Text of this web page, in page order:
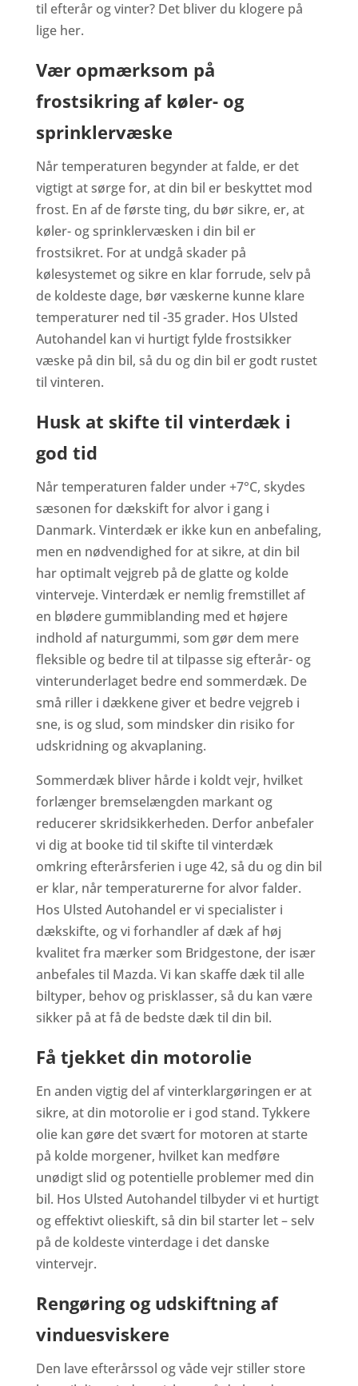
til efterår og vinter? Det bliver du klogere på
lige her.
Vær opmærksom på
frostsikring af køler- og
sprinklervæske
Når temperaturen begynder at falde, er det
vigtigt at sørge for, at din bil er beskyttet mod
frost. En af de første ting, du bør sikre, er, at
køler- og sprinklervæsken i din bil er
frostsikret. For at undgå skader på
kølesystemet og sikre en klar forrude, selv på
de koldeste dage, bør væskerne kunne klare
temperaturer ned til -35 grader. Hos Ulsted
Autohandel kan vi hurtigt fylde frostsikker
væske på din bil, så du og din bil er godt rustet
til vinteren.
Husk at skifte til vinterdæk i
god tid
Når temperaturen falder under +7°C, skydes
sæsonen for dækskift for alvor i gang i
Danmark. Vinterdæk er ikke kun en anbefaling,
men en nødvendighed for at sikre, at din bil
har optimalt vejgreb på de glatte og kolde
vinterveje. Vinterdæk er nemlig fremstillet af
en blødere gummiblanding med et højere
indhold af naturgummi, som gør dem mere
fleksible og bedre til at tilpasse sig efterår- og
vinterunderlaget bedre end sommerdæk. De
små riller i dækkene giver et bedre vejgreb i
sne, is og slud, som mindsker din risiko for
udskridning og akvaplaning.
Sommerdæk bliver hårde i koldt vejr, hvilket
forlænger bremselængden markant og
reducerer skridsikkerheden. Derfor anbefaler
vi dig at booke tid til skifte til vinterdæk
omkring efterårsferien i uge 42, så du og din bil
er klar, når temperaturerne for alvor falder.
Hos Ulsted Autohandel er vi specialister i
dækskifte, og vi forhandler af dæk af høj
kvalitet fra mærker som Bridgestone, der især
anbefales til Mazda. Vi kan skaffe dæk til alle
biltyper, behov og prisklasser, så du kan være
sikker på at få de bedste dæk til din bil.
Få tjekket din motorolie
En anden vigtig del af vinterklargøringen er at
sikre, at din motorolie er i god stand. Tykkere
olie kan gøre det svært for motoren at starte
på kolde morgener, hvilket kan medføre
unødigt slid og potentielle problemer med din
bil. Hos Ulsted Autohandel tilbyder vi et hurtigt
og effektivt olieskift, så din bil starter let – selv
på de koldeste vinterdage i det danske
vintervejr.
Rengøring og udskiftning af
vinduesviskere
Den lave efterårssol og våde vejr stiller store